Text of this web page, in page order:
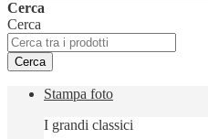
Cerca
Cerca
Cerca
Stampa foto
I grandi classici